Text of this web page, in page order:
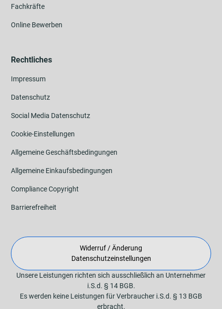
Fachkräfte
Online Bewerben
Rechtliches
Impressum
Datenschutz
Social Media Datenschutz
Cookie-Einstellungen
Allgemeine Geschäftsbedingungen
Allgemeine Einkaufsbedingungen
Compliance Copyright
Barrierefreiheit
Widerruf / Änderung
Datenschutzeinstellungen
Unsere Leistungen richten sich ausschließlich an Unternehmer
i.S.d. § 14 BGB.
Es werden keine Leistungen für Verbraucher i.S.d. § 13 BGB
erbracht.